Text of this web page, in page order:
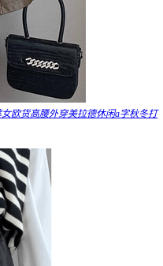
欧货高腰外穿美拉德休闲a字秋冬打